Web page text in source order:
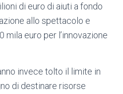
di euro di aiuti a fondo
allo spettacolo e
mila euro per l’innovazione
invece tolto il limite in
di destinare risorse